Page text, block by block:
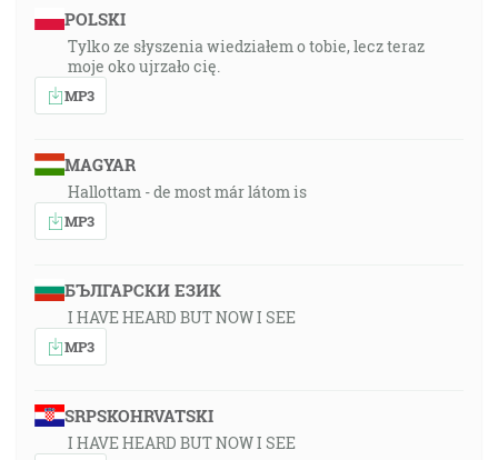
POLSKI
Tylko ze słyszenia wiedziałem o tobie, lecz teraz
moje oko ujrzało cię.
MP3
MAGYAR
Hallottam - de most már látom is
MP3
БЪЛГАРСКИ ЕЗИК
I HAVE HEARD BUT NOW I SEE
MP3
SRPSKOHRVATSKI
I HAVE HEARD BUT NOW I SEE